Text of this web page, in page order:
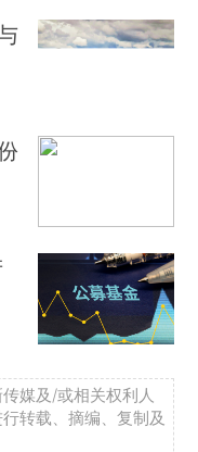
媒及/或相关权利人
转载、摘编、复制及